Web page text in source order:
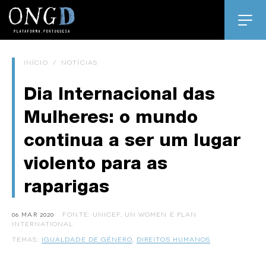
INÍCIO / NOTÍCIAS
Dia Internacional das
Mulheres: o mundo
continua a ser um lugar
violento para as
raparigas
06 MAR 2020
FONTE: UNICEF, UN WOMEN E PLAN
INTERNATIONAL
TEMAS: IGUALDADE DE GÉNERO DIREITOS HUMANOS